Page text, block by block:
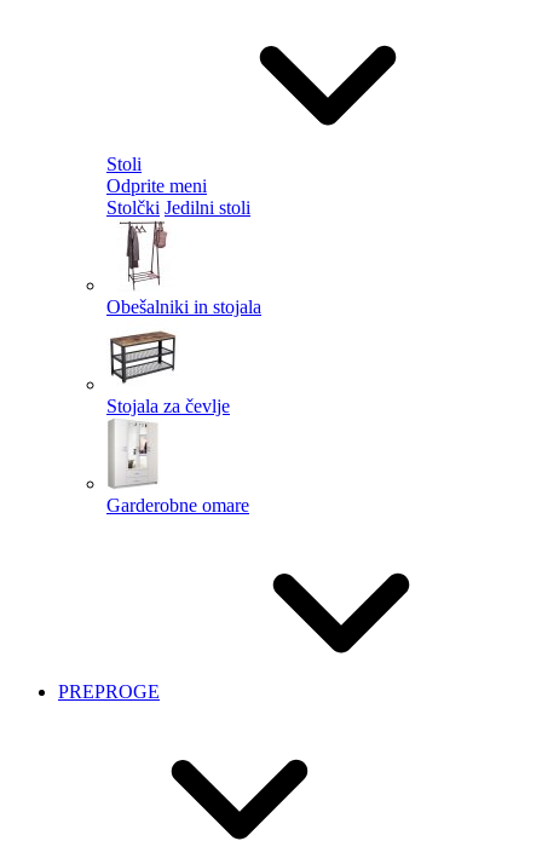
Stoli
Odprite meni
Stolčki Jedilni stoli
Obešalniki in stojala
Stojala za čevlje
Garderobne omare
PREPROGE